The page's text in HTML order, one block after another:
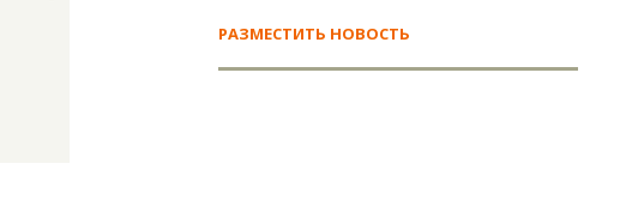
Полны пусть будут красоты,РАЗМЕСТИТЬ НОВОСТЬ